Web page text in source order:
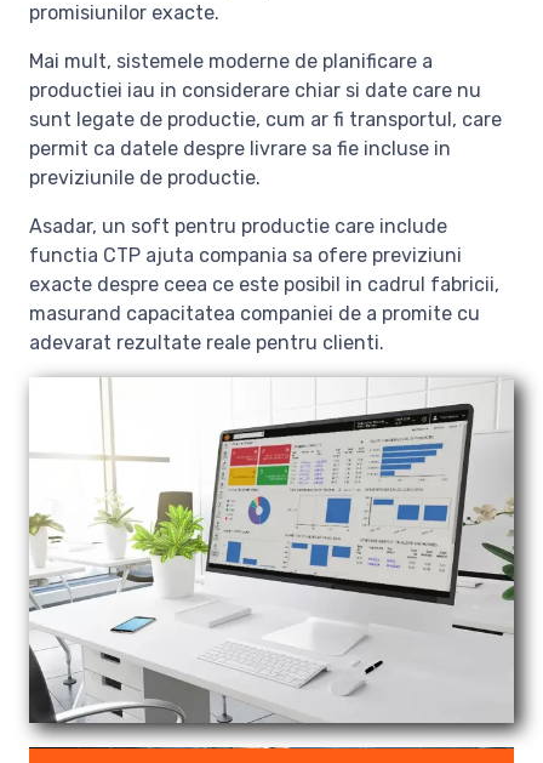
promisiunilor exacte.
Mai mult, sistemele moderne de planificare a
productiei iau in considerare chiar si date care nu
sunt legate de productie, cum ar fi transportul, care
permit ca datele despre livrare sa fie incluse in
previziunile de productie.
Asadar, un soft pentru productie care include
functia CTP ajuta compania sa ofere previziuni
exacte despre ceea ce este posibil in cadrul fabricii,
masurand capacitatea companiei de a promite cu
adevarat rezultate reale pentru clienti.